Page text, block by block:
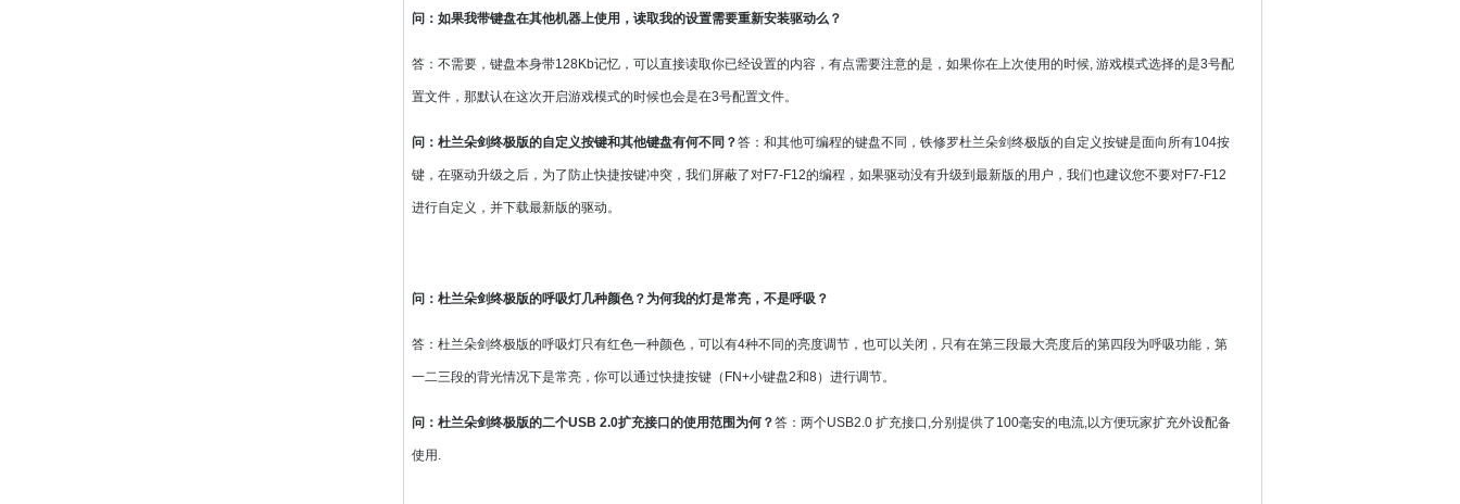
问：如果我带键盘在其他机器上使用，读取我的设置需要重新安装驱动么？
答：不需要，键盘本身带128Kb记忆，可以直接读取你已经设置的内容，有点需要注意的是，如果你在上次使用的时候, 游戏模式选择的是3号配
置文件，那默认在这次开启游戏模式的时候也会是在3号配置文件。
问：杜兰朵剑终极版的自定义按键和其他键盘有何不同？答：和其他可编程的键盘不同，铁修罗杜兰朵剑终极版的自定义按键是面向所有104按
键，在驱动升级之后，为了防止快捷按键冲突，我们屏蔽了对F7-F12的编程，如果驱动没有升级到最新版的用户，我们也建议您不要对F7-F12
进行自定义，并下载最新版的驱动。
问：杜兰朵剑终极版的呼吸灯几种颜色？为何我的灯是常亮，不是呼吸？
答：杜兰朵剑终极版的呼吸灯只有红色一种颜色，可以有4种不同的亮度调节，也可以关闭，只有在第三段最大亮度后的第四段为呼吸功能，第
一二三段的背光情况下是常亮，你可以通过快捷按键（FN+小键盘2和8）进行调节。
问：杜兰朵剑终极版的二个USB 2.0扩充接口的使用范围为何？答：两个USB2.0 扩充接口,分别提供了100毫安的电流,以方便玩家扩充外设配备
使用.